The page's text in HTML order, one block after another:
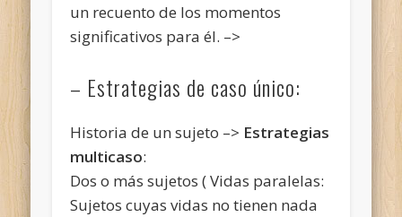
un recuento de los momentos
significativos para él. –>
– Estrategias de caso único:
Historia de un sujeto –> Estrategias
multicaso:
Dos o más sujetos ( Vidas paralelas:
Sujetos cuyas vidas no tienen nada